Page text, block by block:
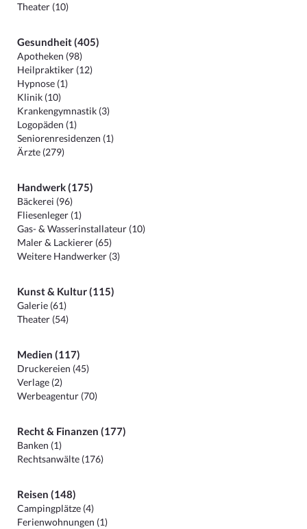
Theater (10)
Gesundheit (405)
Apotheken (98)
Heilpraktiker (12)
Hypnose (1)
Klinik (10)
Krankengymnastik (3)
Logopäden (1)
Seniorenresidenzen (1)
Ärzte (279)
Handwerk (175)
Bäckerei (96)
Fliesenleger (1)
Gas- & Wasserinstallateur (10)
Maler & Lackierer (65)
Weitere Handwerker (3)
Kunst & Kultur (115)
Galerie (61)
Theater (54)
Medien (117)
Druckereien (45)
Verlage (2)
Werbeagentur (70)
Recht & Finanzen (177)
Banken (1)
Rechtsanwälte (176)
Reisen (148)
Campingplätze (4)
Ferienwohnungen (1)